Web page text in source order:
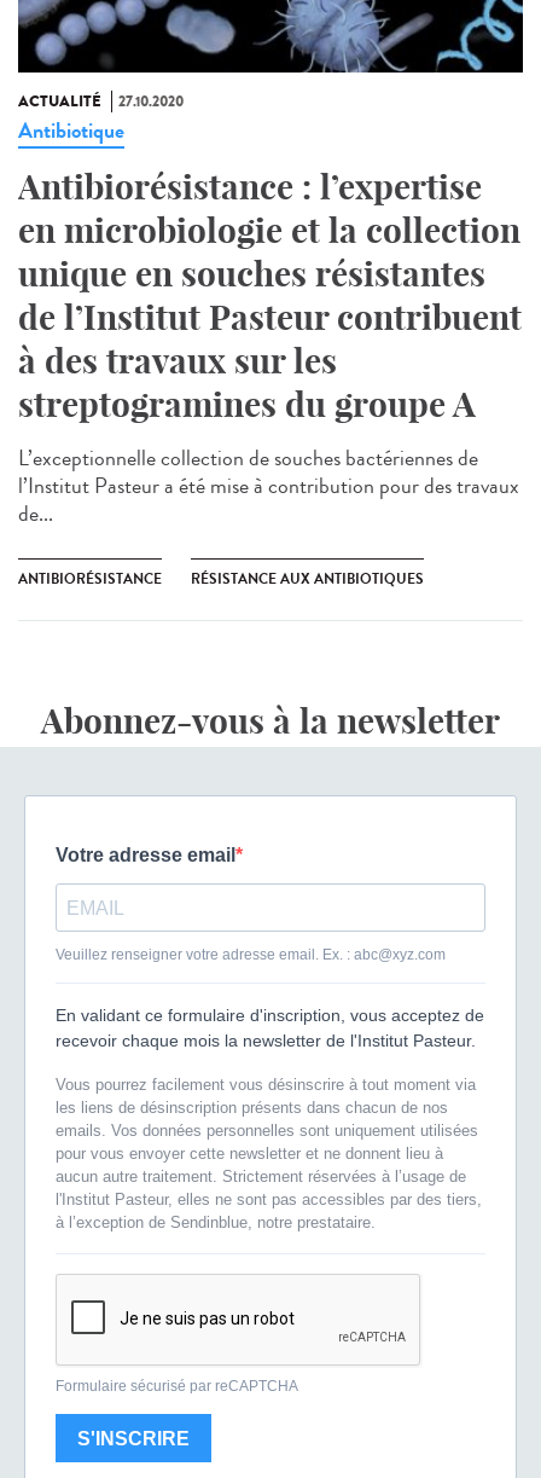
ACTUALITÉ 27.10.2020
Antibiotique
Antibiorésistance : l’expertise
en microbiologie et la collection
unique en souches résistantes
de l’Institut Pasteur contribuent
à des travaux sur les
streptogramines du groupe A
L’exceptionnelle collection de souches bactériennes de
l’Institut Pasteur a été mise à contribution pour des travaux
de...
ANTIBIORÉSISTANCE RÉSISTANCE AUX ANTIBIOTIQUES
Abonnez-vous à la newsletter